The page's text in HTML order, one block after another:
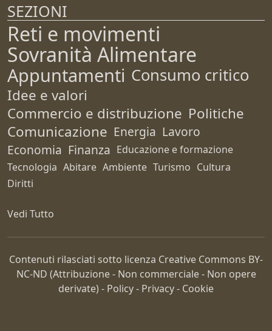
SEZIONI
Reti e movimenti
Sovranità Alimentare
Appuntamenti Consumo critico
Idee e valori
Commercio e distribuzione Politiche
Comunicazione Energia Lavoro
Economia Finanza Educazione e formazione
Tecnologia Abitare Ambiente Turismo Cultura
Diritti
Vedi Tutto
Contenuti rilasciati sotto licenza Creative Commons BY-
NC-ND (Attribuzione - Non commerciale - Non opere
derivate) - Policy- Privacy- Cookie